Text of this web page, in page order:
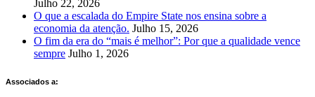
Julho 22, 2026
O que a escalada do Empire State nos ensina sobre a
economia da atenção. Julho 15, 2026
O fim da era do “mais é melhor”: Por que a qualidade vence
sempre Julho 1, 2026
Associados a: